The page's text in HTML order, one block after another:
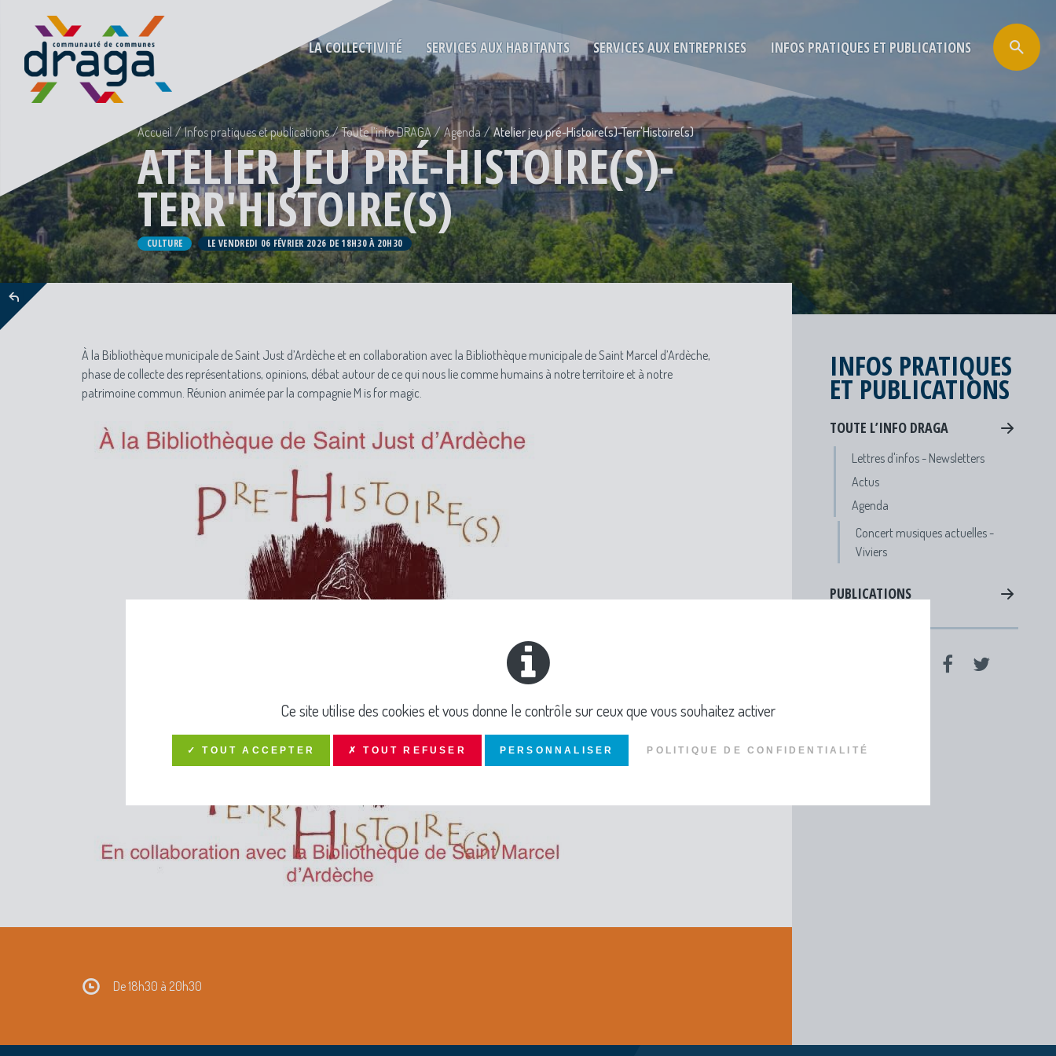
LA COLLECTIVITÉ SERVICES AUX HABITANTS SERVICES AUX ENTREPRISES INFOS PRATIQUES ET PUBLICATIONS
Accueil Infos pratiques et publications Toute l’info DRAGA Agenda Atelier jeu pré-Histoire(s)-Terr'Histoire(s)
ATELIER JEU PRÉ-HISTOIRE(S)-
TERR'HISTOIRE(S)
CULTURE LE VENDREDI 06 FÉVRIER 2026 DE 18H30 À 20H30
À la Bibliothèque municipale de Saint Just d’Ardèche et en collaboration avec la Bibliothèque municipale de Saint Marcel d’Ardèche,
phase de collecte des représentations, opinions, débat autour de ce qui nous lie comme humains à notre territoire et à notre
patrimoine commun. Réunion animée par la compagnie M is for magic.
De 18h30 à 20h30
INFOS PRATIQUES
ET PUBLICATIONS
TOUTE L’INFO DRAGA
Lettres d'infos - Newsletters
Actus
Agenda
Concert musiques actuelles -
Viviers
PUBLICATIONS
Ce site utilise des cookies et vous donne le contrôle sur ceux que vous souhaitez activer
✓ TOUT ACCEPTER ✗ TOUT REFUSER PERSONNALISER POLITIQUE DE CONFIDENTIALITÉ